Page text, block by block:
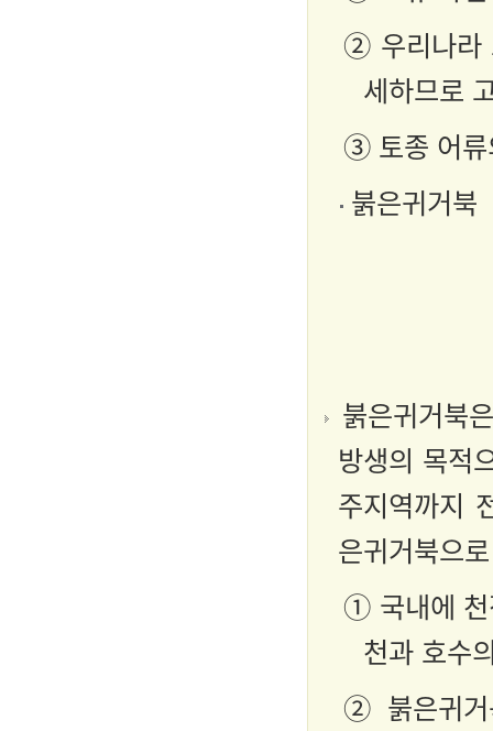
② 우리나라
세하므로
③ 토종 어류
붉은귀거북
붉은귀거북
방생의 목적
주지역까지
은귀거북으
① 국내에 천
천과 호수
② 붉은귀거